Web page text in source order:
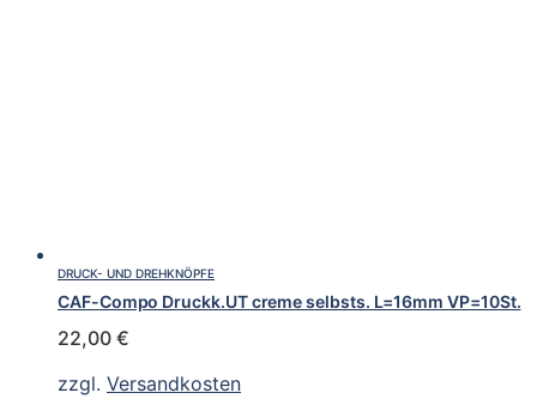
DRUCK- UND DREHKNÖPFE
CAF-Compo Druckk.UT creme selbsts. L=16mm VP=10St.
22,00 €
zzgl. Versandkosten